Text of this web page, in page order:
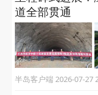
道全部贯通
半岛客户端 2026-